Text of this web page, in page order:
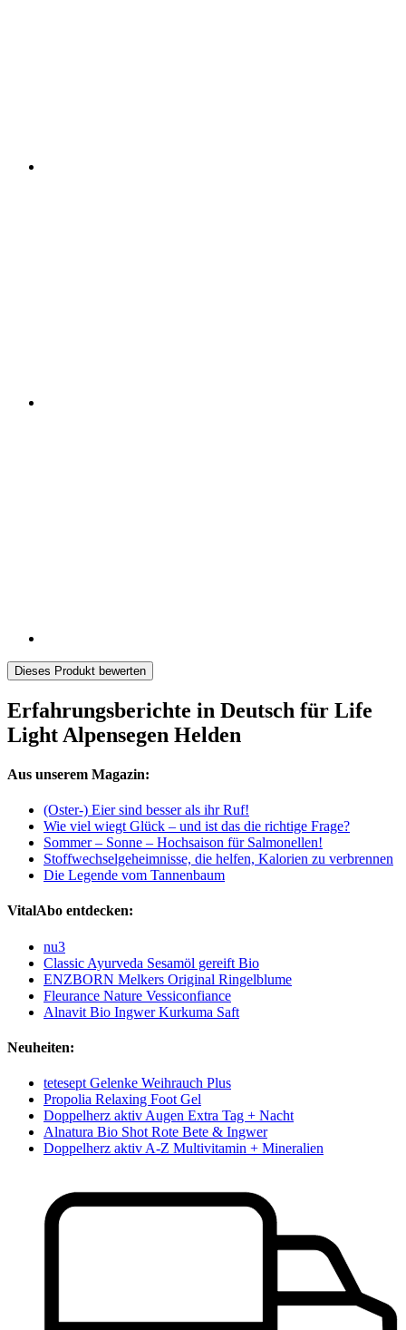
Dieses Produkt bewerten
Erfahrungsberichte in Deutsch für Life
Light Alpensegen Helden
Aus unserem Magazin:
(Oster-) Eier sind besser als ihr Ruf!
Wie viel wiegt Glück – und ist das die richtige Frage?
Sommer – Sonne – Hochsaison für Salmonellen!
Stoffwechselgeheimnisse, die helfen, Kalorien zu verbrennen
Die Legende vom Tannenbaum
VitalAbo entdecken:
nu3
Classic Ayurveda Sesamöl gereift Bio
ENZBORN Melkers Original Ringelblume
Fleurance Nature Vessiconfiance
Alnavit Bio Ingwer Kurkuma Saft
Neuheiten:
tetesept Gelenke Weihrauch Plus
Propolia Relaxing Foot Gel
Doppelherz aktiv Augen Extra Tag + Nacht
Alnatura Bio Shot Rote Bete & Ingwer
Doppelherz aktiv A-Z Multivitamin + Mineralien